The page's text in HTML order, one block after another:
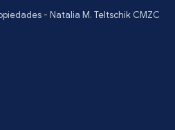
- Natalia M. Teltschik CMZC